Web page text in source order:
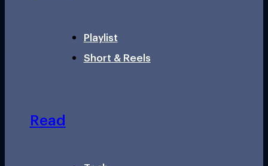
Playlist
Short & Reels
Read